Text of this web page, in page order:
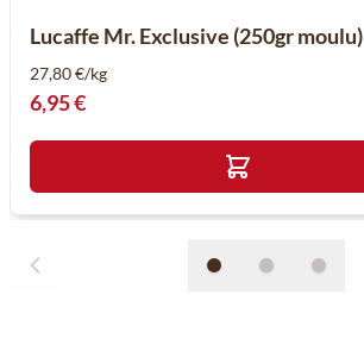
Lucaffe Mr. Exclusive (250gr moulu)
27,80 €/kg
6,95 €